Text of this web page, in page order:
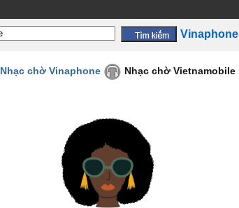
Vinaphone
Nhạc chờ Vinaphone Nhạc chờ Vietnamobile